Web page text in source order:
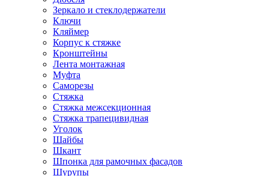
Зеркало и стеклодержатели
Ключи
Кляймер
Корпус к стяжке
Кронштейны
Лента монтажная
Муфта
Саморезы
Стяжка
Стяжка межсекционная
Стяжка трапецивидная
Уголок
Шайбы
Шкант
Шпонка для рамочных фасадов
Шурупы